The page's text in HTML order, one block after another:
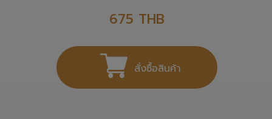
675 THB
สั่งซื้อสินค้า